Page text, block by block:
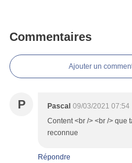
Commentaires
Ajouter un
P Pascal 09/03/2021 07:54
Content <br /> <br /> que
reconnue
Répondre